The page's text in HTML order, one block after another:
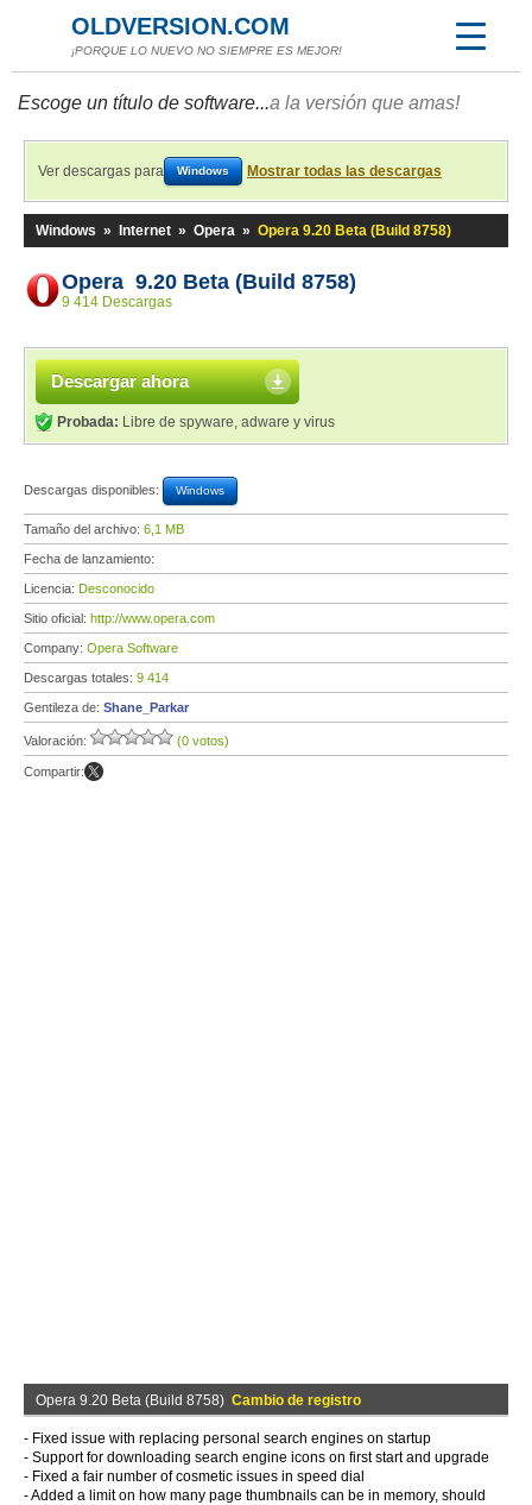
OLDVERSION.COM
¡PORQUE LO NUEVO NO SIEMPRE ES MEJOR!
Escoge un título de software...a la versión que amas!
Ver descargas para Windows Mostrar todas las descargas
Windows » Internet » Opera » Opera 9.20 Beta (Build 8758)
Opera 9.20 Beta (Build 8758)
9 414 Descargas
Descargar ahora
Probada: Libre de spyware, adware y virus
Descargas disponibles: Windows
Tamaño del archivo: 6,1 MB
Fecha de lanzamiento:
Licencia: Desconocido
Sitio oficial: http://www.opera.com
Company: Opera Software
Descargas totales: 9 414
Gentileza de: Shane_Parkar
Valoración: (0 votos)
Compartir:
Opera 9.20 Beta (Build 8758) Cambio de registro
- Fixed issue with replacing personal search engines on startup
- Support for downloading search engine icons on first start and upgrade
- Fixed a fair number of cosmetic issues in speed dial
- Added a limit on how many page thumbnails can be in memory, should